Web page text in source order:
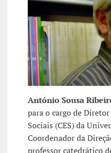
António Sousa
para o cargo de
Sociais (CES) da
Coordenador da
professor catedrático